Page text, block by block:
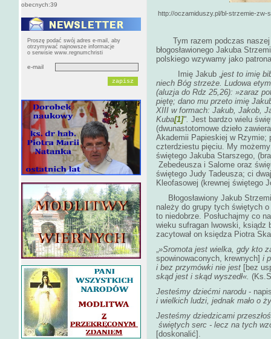
obecnych:39
Proszę podać swój adres e-mail, aby
otrzymywać najnowsze informacje
o serwisie www.regnumchristi
e-mail
http://oczamiduszy.pl/bl-strzemie-zw-
Tym razem podczas
błogosławionego Jakuba
polskiego wzywamy jako
Imię Jakub „jest to imię
niech Bóg strzeże. Ludowa
(aluzja do Rdz 25,26): »zaraz
piętę; dano mu przeto imię
XIII w formach: Jakub, Jakob,
Kuba[1]". Jest bardzo wielu
(dwunastotomowe dzieło
Akademii Papieskiej w Rzymie;
czterdziestu pięciu. My
świętego Jakuba Starszego,
Zebedeusza i Salome oraz
świętego Judy Tadeusza; ci
Kleofasowej (krewnej świętego
Błogosławiony Jakub
należy do grupy tych świętych
to niedobrze. Posłuchajmy co
wieku sufragan lwowski, ksiądz
zacytował on księdza Piotra
„»Sromota jest wielka, gdy kto
spowinowaconych, krewnych] i
i bez przymówki nie jest [bez
skąd jest i skąd wyszedł«.
Jesteśmy dziećmi narodu -
i wielkich ludzi, jednak mało o
Jesteśmy dziedzicami
świętych serc - lecz na tych
[doskonalić].